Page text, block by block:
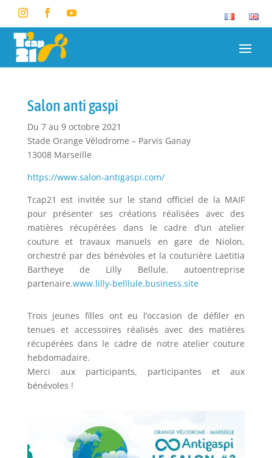
Salon anti gaspi
Du 7 au 9 octobre 2021
Stade Orange Vélodrome – Parvis Ganay
13008 Marseille
https://www.salon-antigaspi.com/
Tcap21 est invitée sur le stand officiel de la MAIF
pour présenter ses créations réalisées avec des
matières récupérées dans le cadre d’un atelier
couture et travaux manuels en gare de Niolon,
orchestré par des bénévoles et la couturière Laetitia
Bartheye de Lilly Bellule, autoentreprise
partenaire.www.lilly-belllule.business.site
Trois jeunes filles ont eu l’occasion de défiler en
tenues et accessoires réalisés avec des matières
récupérées dans le cadre de notre atelier couture
hebdomadaire.
Merci aux participants, participantes et aux
bénévoles !